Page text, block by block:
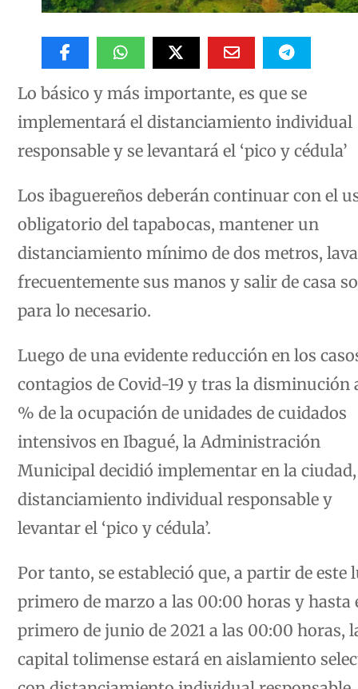
Lo básico y más importante, es que se
implementará el distanciamiento individual
responsable y se levantará el ‘pico y cédula’
Los ibaguereños deberán continuar con el
obligatorio del tapabocas, mantener un
distanciamiento mínimo de dos metros,
frecuentemente sus manos y salir de casa
para lo necesario.
Luego de una evidente reducción en los
contagios de Covid-19 y tras la disminución
% de la ocupación de unidades de cuidados
intensivos en Ibagué, la Administración
Municipal decidió implementar en la
distanciamiento individual responsable y
levantar el ‘pico y cédula’.
Por tanto, se estableció que, a partir de este
primero de marzo a las 00:00 horas y hasta
primero de junio de 2021 a las 00:00 horas,
capital tolimense estará en aislamiento
con distanciamiento individual